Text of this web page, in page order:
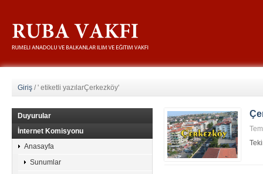
Giriş /' etiketli yazılarÇerkezköy'
Duyurular
İnternet Komisyonu
Anasayfa
Sunumlar